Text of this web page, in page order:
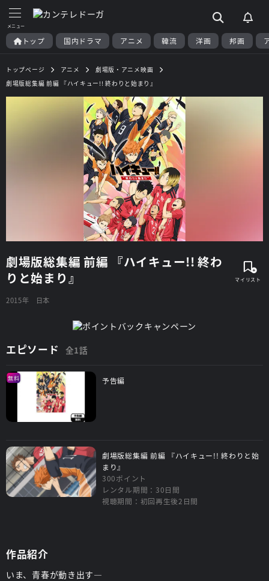
トップ 国内ドラマ アニメ 韓流 洋画 邦画
トップページ アニメ
劇場版・アニメ映画
劇場版総集編 前編 『ハイキュー!! 終わりと始まり』
劇場版総集編 前編 『ハイキュー!! 終わ
りと始まり』
2015年 日本
エピソード 全1話
無料 予告編
劇場版総集編 前編 『ハイキュー!! 終わりと始
まり』
300ポイント
レンタル期間：30日間
視聴期間：初回再生後2日間
作品紹介
いま、青春が動き出す―